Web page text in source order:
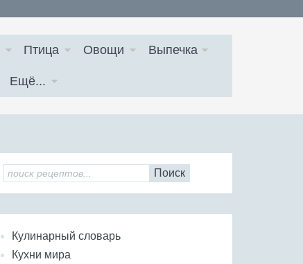
Птица Овощи Выпечка
Ещё...
Поиск
Кулинарный словарь
Кухни мира